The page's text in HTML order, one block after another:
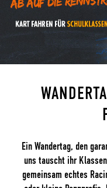
Ein Wandertag, den
uns tauscht ihr
gemeinsam echtes